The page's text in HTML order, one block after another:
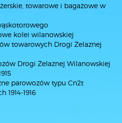
towarowe i bagażowe w
kolei wilanowskiej
towarowych Drogi Żelaznej
Drogi Żelaznej Wilanowskiej
parowozów typu Cn2t
1914-1916